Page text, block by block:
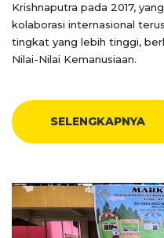
Krishnaputra pada 2017,
kolaborasi internasional
tingkat yang lebih tinggi,
Nilai-Nilai Kemanusiaan.
SELENGKAPNYA